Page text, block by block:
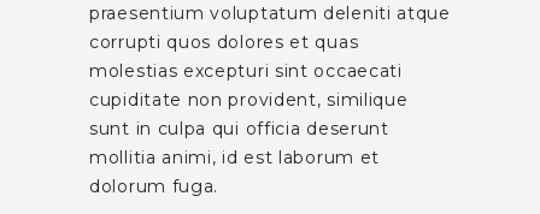
praesentium voluptatum deleniti atque
corrupti quos dolores et quas
molestias excepturi sint occaecati
cupiditate non provident, similique
sunt in culpa qui officia deserunt
mollitia animi, id est laborum et
dolorum fuga.